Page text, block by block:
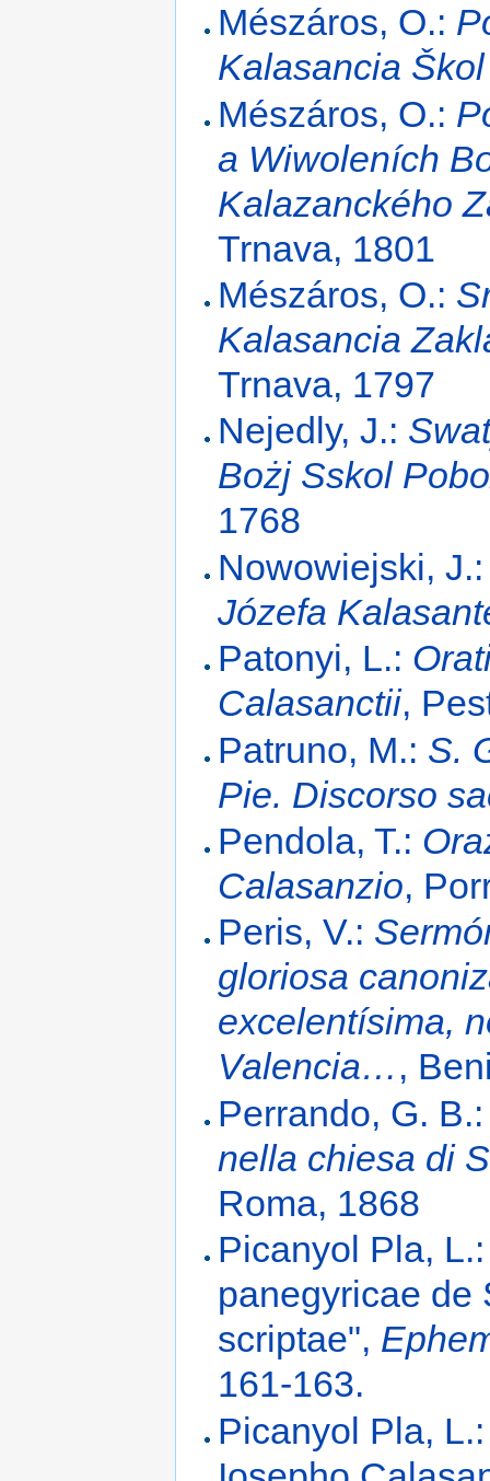
Mészáros, O.:
Kalasancia
Mészáros, O.:
a Wiwoleních
Kalazanckého
Trnava, 1801
Mészáros, O.:
Kalasancia
Trnava, 1797
Nejedly, J.:
Bożj Sskol
1768
Nowowiejski,
Józefa
Patonyi, L.:
Calasanctii,
Patruno, M.: S.
Pie. Discorso
Pendola, T.:
Calasanzio,
Peris, V.:
gloriosa
excelentísima,
Valencia… ,
Perrando, G.
nella chiesa di
Roma, 1868
Picanyol Pla,
panegyricae de
scriptae",
161-163.
Picanyol Pla,